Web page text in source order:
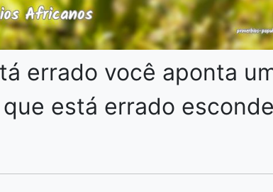
errado você aponta
está errado